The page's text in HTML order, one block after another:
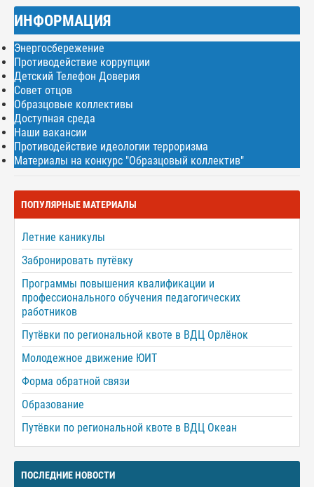
ИНФОРМАЦИЯ
Энергосбережение
Противодействие коррупции
Детский Телефон Доверия
Совет отцов
Образцовые коллективы
Доступная среда
Наши вакансии
Противодействие идеологии терроризма
Материалы на конкурс "Образцовый коллектив"
ПОПУЛЯРНЫЕ МАТЕРИАЛЫ
Летние каникулы
Забронировать путёвку
Программы повышения квалификации и
профессионального обучения педагогических
работников
Путёвки по региональной квоте в ВДЦ Орлёнок
Молодежное движение ЮИТ
Форма обратной связи
Образование
Путёвки по региональной квоте в ВДЦ Океан
ПОСЛЕДНИЕ НОВОСТИ